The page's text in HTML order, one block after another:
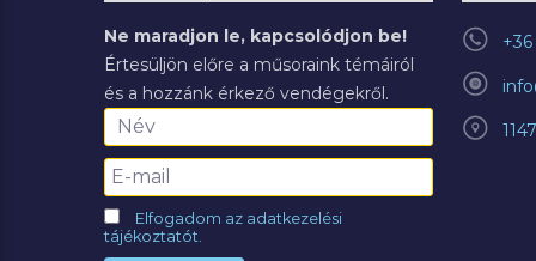
Ne maradjon le, kapcsolódjon be!
Értesüljön előre a műsoraink témáiról
és a hozzánk érkező vendégekről.
Elfogadom az adatkezelési
tájékoztatót.
+36